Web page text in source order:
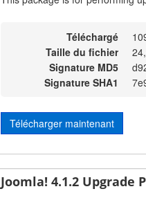
Téléchargé
Taille du fichier
Signature MD5
Signature SHA1
Télécharger maintenant
Joomla! 4.1.2 Upgrade